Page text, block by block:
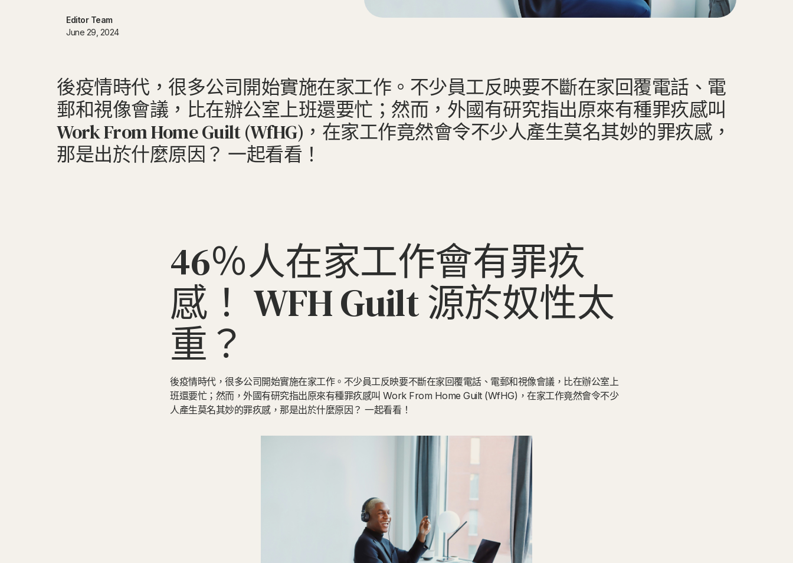
Editor Team
June 29, 2024
後疫情時代，很多公司開始實施在家工作。不少員工反映要不斷在家回覆電話、電
郵和視像會議，比在辦公室上班還要忙；然而，外國有研究指出原來有種罪疚感叫
Work From Home Guilt (WfHG)，在家工作竟然會令不少人產生莫名其妙的罪疚感，
那是出於什麼原因？ 一起看看！
46％人在家工作會有罪疚
感！ WFH Guilt 源於奴性太
重？
後疫情時代，很多公司開始實施在家工作。不少員工反映要不斷在家回覆電話、電郵和視像會議，比在辦公室上
班還要忙；然而，外國有研究指出原來有種罪疚感叫 Work From Home Guilt (WfHG)，在家工作竟然會令不少
人產生莫名其妙的罪疚感，那是出於什麼原因？ 一起看看！